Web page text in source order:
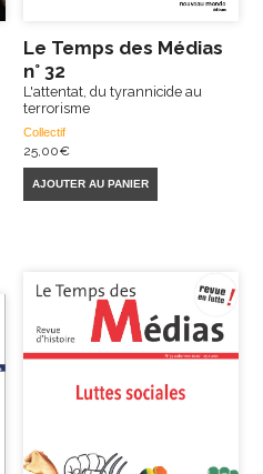
Le Temps des Médias
n° 32
L'attentat, du tyrannicide au
terrorisme
Collectif
25,00€
AJOUTER AU PANIER